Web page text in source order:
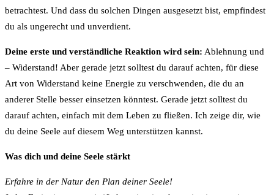
betrachtest. Und dass du solchen Dingen ausgesetzt bist, empfindest
du als ungerecht und unverdient.
Deine erste und verständliche Reaktion wird sein: Ablehnung und
– Widerstand! Aber gerade jetzt solltest du darauf achten, für diese
Art von Widerstand keine Energie zu verschwenden, die du an
anderer Stelle besser einsetzen könntest. Gerade jetzt solltest du
darauf achten, einfach mit dem Leben zu fließen. Ich zeige dir, wie
du deine Seele auf diesem Weg unterstützen kannst.
Was dich und deine Seele stärkt
Erfahre in der Natur den Plan deiner Seele!